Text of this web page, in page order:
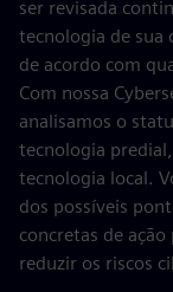
ser revisada
tecnologia de sua
de acordo com
Com nossa
analisamos o
tecnologia
tecnologia local.
dos possíveis
concretas de ação
reduzir os riscos